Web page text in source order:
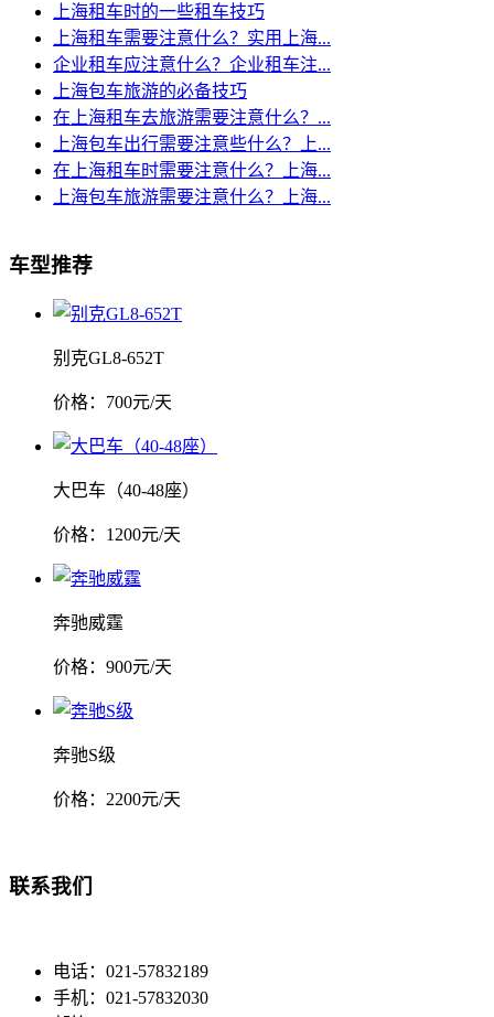
上海租车时的一些租车技巧
上海租车需要注意什么？实用上海...
企业租车应注意什么？企业租车注...
上海包车旅游的必备技巧
在上海租车去旅游需要注意什么？...
上海包车出行需要注意些什么？上...
在上海租车时需要注意什么？上海...
上海包车旅游需要注意什么？上海...
车型推荐
别克GL8-652T
价格： 700元/天
大巴车（40-48座）
价格： 1200元/天
奔驰威霆
价格： 900元/天
奔驰S级
价格： 2200元/天
联系我们
电话：021-57832189
手机：021-57832030